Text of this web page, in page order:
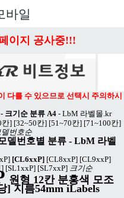
바일
이지 공사중!!!
다를 수 있으므로 선택시 주의하시
크기순 분류 A4 - LbM 라벨몰.kr
칸] [32~50칸] [51~70칸] [71~100칸]
델번호순
델번호별 분류 - LbM 라벨
[CL6xxP] [CL8xxP] [CL9xxP]
] [SL1xxP] [SL7xxP] 크기순
원형 12칸 분홍색 모조
] 지름54mm iLabels